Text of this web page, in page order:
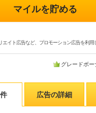
マイルを貯める
エイト広告など、プロモーション広告を利用
グレードボー
広告の詳細